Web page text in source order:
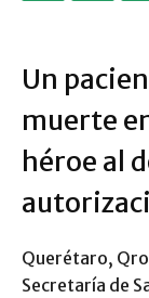
Un
muerte
héroe al
Querétaro,
Secretaría de